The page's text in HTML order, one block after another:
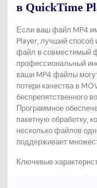
в QuickTime
Если ваш файл MP4
Player, лучший способ
файл в совместимый
профессиональный
ваши MP4 файлы
потери качества в
беспрепятственного
Программное
пакетную обработку,
несколько файлов
поддерживает
Ключевые